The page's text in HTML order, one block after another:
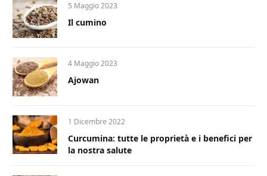
5 Maggio 2023
Il cumino
4 Maggio 2023
Ajowan
1 Dicembre 2022
Curcumina: tutte le proprietà e i benefici per
la nostra salute